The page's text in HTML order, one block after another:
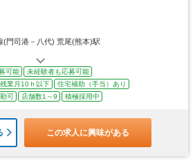
(門司港－八代) 荒尾(熊本)駅
可能
未経験者も応募可能
残業月10ｈ以下
住宅補助（手当）あり
可 店舗数1～9 積極採用中
この求人に興味がある